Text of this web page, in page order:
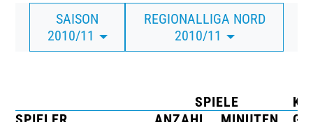
CLUBMITGLIEDSCHAFT
BUSINESS
TICKETING
SAISON
2010/11
REGIONALLIGA NORD
2010/11
SPIELE